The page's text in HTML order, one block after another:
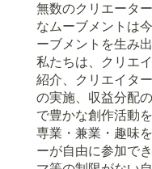
無数のクリエータ
なムーブメントは
ーブメントを生み
私たちは、クリエ
紹介、クリエイタ
の実施、収益分配
で豊かな創作活動
専業・兼業・趣味
ーが自由に参加で